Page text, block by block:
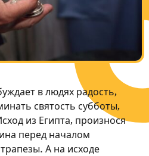
Храме
в людях радость,
святость субботы,
из Египта, произнося
перед началом
А на исходе